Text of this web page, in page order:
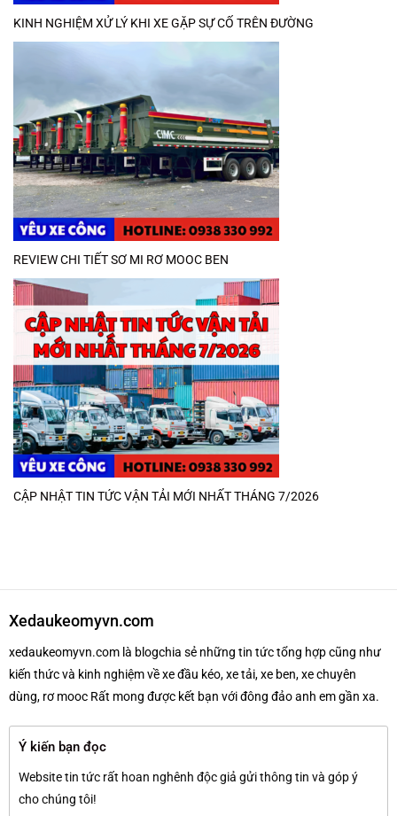
KINH NGHIỆM XỬ LÝ KHI XE GẶP SỰ CỐ TRÊN ĐƯỜNG
REVIEW CHI TIẾT SƠ MI RƠ MOOC BEN
CẬP NHẬT TIN TỨC VẬN TẢI MỚI NHẤT THÁNG 7/2026
Xedaukeomyvn.com
xedaukeomyvn.com là blogchia sẻ những tin tức tổng hợp cũng như
kiến thức và kinh nghiệm về xe đầu kéo, xe tải, xe ben, xe chuyên
dùng, rơ mooc Rất mong được kết bạn với đông đảo anh em gần xa.
Ý kiến bạn đọc
Website tin tức rất hoan nghênh độc giả gửi thông tin và góp ý
cho chúng tôi!